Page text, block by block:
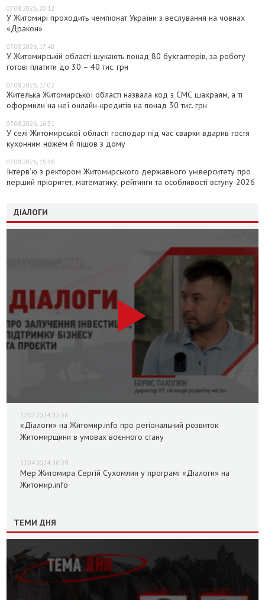
07.08.2026, 20:12
У Житомирі проходить чемпіонат України з веслування на човнах
«Дракон»
07.08.2026, 17:40
У Житомирській області шукають понад 80 бухгалтерів, за роботу
готові платити до 30 – 40 тис. грн
07.08.2026, 17:02
Жителька Житомирської області назвала код з СМС шахраям, а ті
оформили на неї онлайн-кредитів на понад 30 тис. грн
07.08.2026, 16:31
У селі Житомирської області господар під час сварки вдарив гостя
кухонним ножем й пішов з дому
07.08.2026, 15:36
Інтерв’ю з ректором Житомирського державного університету про
перший пріоритет, математику, рейтинги та особливості вступу-2026
ДІАЛОГИ
12.07.2024, 12:36
«Діалоги» на Житомир.info про регіональний розвиток
Житомирщини в умовах воєнного стану
17.04.2024, 10:29
Мер Житомира Сергій Сухомлин у програмі «Діалоги» на
Житомир.info
ТЕМИ ДНЯ